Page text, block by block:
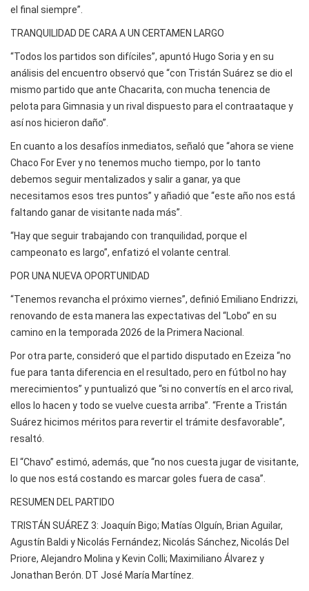
el final siempre”.
TRANQUILIDAD DE CARA A UN CERTAMEN LARGO
“Todos los partidos son difíciles”, apuntó Hugo Soria y en su
análisis del encuentro observó que “con Tristán Suárez se dio el
mismo partido que ante Chacarita, con mucha tenencia de
pelota para Gimnasia y un rival dispuesto para el contraataque y
así nos hicieron daño”.
En cuanto a los desafíos inmediatos, señaló que “ahora se viene
Chaco For Ever y no tenemos mucho tiempo, por lo tanto
debemos seguir mentalizados y salir a ganar, ya que
necesitamos esos tres puntos” y añadió que “este año nos está
faltando ganar de visitante nada más”.
“Hay que seguir trabajando con tranquilidad, porque el
campeonato es largo”, enfatizó el volante central.
POR UNA NUEVA OPORTUNIDAD
“Tenemos revancha el próximo viernes”, definió Emiliano Endrizzi,
renovando de esta manera las expectativas del “Lobo” en su
camino en la temporada 2026 de la Primera Nacional.
Por otra parte, consideró que el partido disputado en Ezeiza “no
fue para tanta diferencia en el resultado, pero en fútbol no hay
merecimientos” y puntualizó que “si no convertís en el arco rival,
ellos lo hacen y todo se vuelve cuesta arriba”. “Frente a Tristán
Suárez hicimos méritos para revertir el trámite desfavorable”,
resaltó.
El “Chavo” estimó, además, que “no nos cuesta jugar de visitante,
lo que nos está costando es marcar goles fuera de casa”.
RESUMEN DEL PARTIDO
TRISTÁN SUÁREZ 3: Joaquín Bigo; Matías Olguín, Brian Aguilar,
Agustín Baldi y Nicolás Fernández; Nicolás Sánchez, Nicolás Del
Priore, Alejandro Molina y Kevin Colli; Maximiliano Álvarez y
Jonathan Berón. DT José María Martínez.